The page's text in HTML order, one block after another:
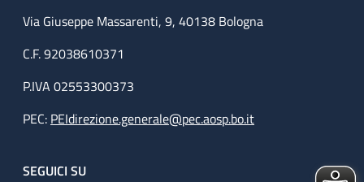
Via Giuseppe Massarenti, 9, 40138 Bologna
C.F. 92038610371
P.IVA 02553300373
PEC: PEIdirezione.generale@pec.aosp.bo.it
SEGUICI SU